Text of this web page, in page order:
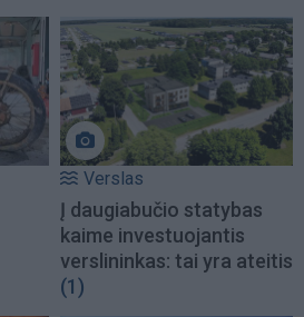
Verslas
Į daugiabučio statybas
kaime investuojantis
verslininkas: tai yra ateitis
(1)